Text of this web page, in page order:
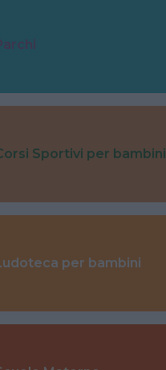
Sportivi per bambini
per bambini